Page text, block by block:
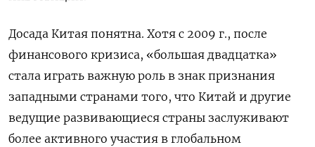
Досада Китая понятна. Хотя с 2009 г., после
финансового кризиса, «большая двадцатка»
стала играть важную роль в знак признания
западными странами того, что Китай и другие
ведущие развивающиеся страны заслуживают
более активного участия в глобальном